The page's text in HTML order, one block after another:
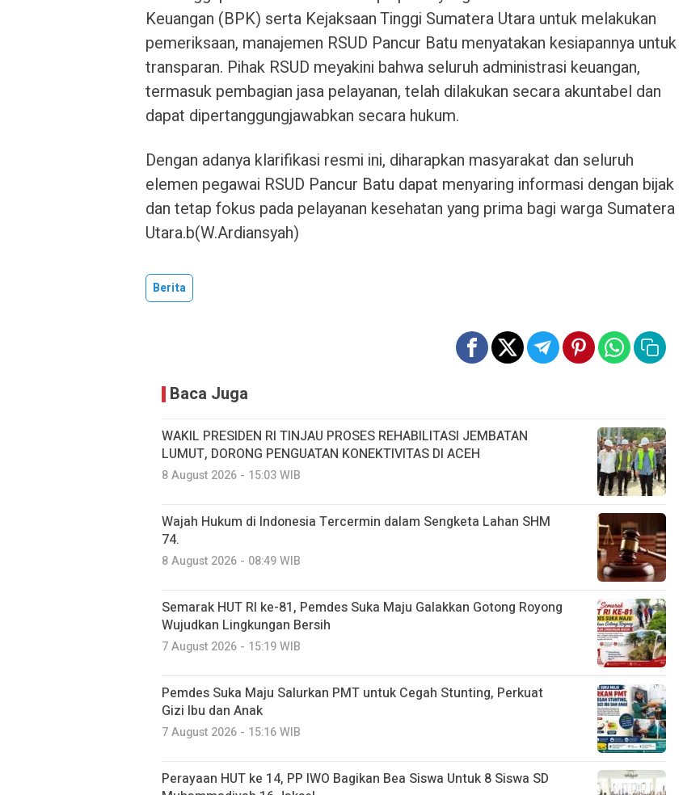
Keuangan (BPK) serta Kejaksaan Tinggi Sumatera Utara untuk melakukan
pemeriksaan, manajemen RSUD Pancur Batu menyatakan kesiapannya untuk
transparan. Pihak RSUD meyakini bahwa seluruh administrasi keuangan,
termasuk pembagian jasa pelayanan, telah dilakukan secara akuntabel dan
dapat dipertanggungjawabkan secara hukum.
Dengan adanya klarifikasi resmi ini, diharapkan masyarakat dan seluruh
elemen pegawai RSUD Pancur Batu dapat menyaring informasi dengan bijak
dan tetap fokus pada pelayanan kesehatan yang prima bagi warga Sumatera
Utara.b(W.Ardiansyah)
Berita
Baca Juga
WAKIL PRESIDEN RI TINJAU PROSES REHABILITASI JEMBATAN
LUMUT, DORONG PENGUATAN KONEKTIVITAS DI ACEH
8 August 2026 - 15:03 WIB
Wajah Hukum di Indonesia Tercermin dalam Sengketa Lahan SHM
74.
8 August 2026 - 08:49 WIB
Semarak HUT RI ke-81, Pemdes Suka Maju Galakkan Gotong Royong
Wujudkan Lingkungan Bersih
7 August 2026 - 15:19 WIB
Pemdes Suka Maju Salurkan PMT untuk Cegah Stunting, Perkuat
Gizi Ibu dan Anak
7 August 2026 - 15:16 WIB
Perayaan HUT ke 14, PP IWO Bagikan Bea Siswa Untuk 8 Siswa SD